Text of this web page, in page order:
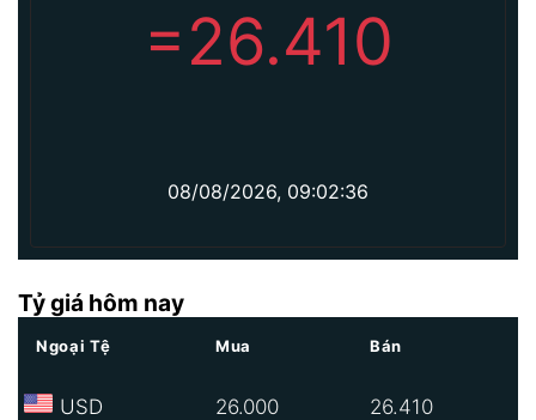
=26.410
08/08/2026, 09:02:36
Tỷ giá hôm nay
Ngoại Tệ Mua Bán
USD 26.000 26.410